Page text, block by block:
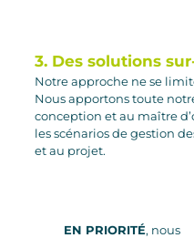
3. Des solutions
Notre approche ne se
Nous apportons toute
conception et au maître
les scénarios de gestion
et au projet.
EN PRIORITÉ, nous